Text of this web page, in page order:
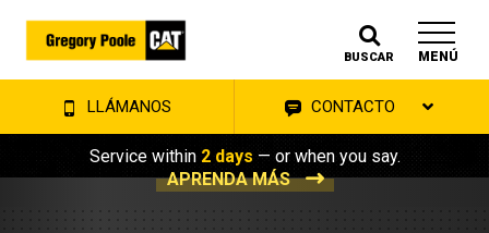
BUSCAR MENÚ
LLÁMANOS CONTACTO
Service within 2 days — or when you say.
APRENDA MÁS